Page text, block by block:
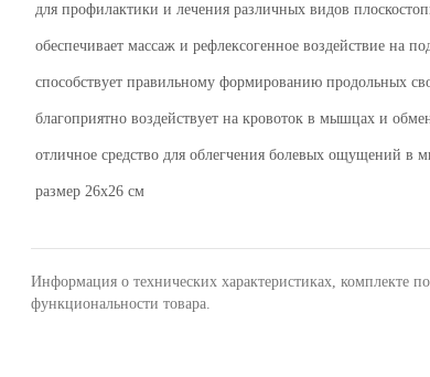
для профилактики и лечения различных видов
обеспечивает массаж и рефлексогенное воздействие на
способствует правильному формированию продольных
благоприятно воздействует на кровоток в мышцах и
отличное средство для облегчения болевых ощущений в
размер 26х26 см
Информация о технических характеристиках, комплекте
функциональности товара.